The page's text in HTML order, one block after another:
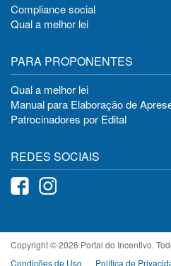
Compliance social
Qual a melhor lei
PARA PROPONENTES
Qual a melhor lei
Manual para Elaboração de
Patrocinadores por Edital
REDES SOCIAIS
Copyright © 2026 Portal do Incentivo.
Condições de Uso
Política de